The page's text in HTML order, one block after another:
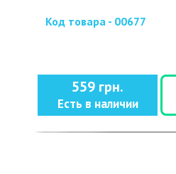
Код товара - 00677
559 грн.
Есть в наличии